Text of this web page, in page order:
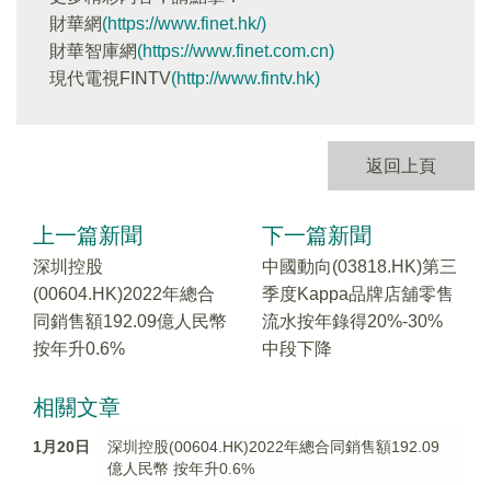
財華網(https://www.finet.hk/)
財華智庫網(https://www.finet.com.cn)
現代電視FINTV(http://www.fintv.hk)
返回上頁
上一篇新聞
深圳控股
(00604.HK)2022年總合
同銷售額192.09億人民幣
按年升0.6%
下一篇新聞
中國動向(03818.HK)第三
季度Kappa品牌店舖零售
流水按年錄得20%-30%
中段下降
相關文章
1月20日
深圳控股(00604.HK)2022年總合同銷售額192.09
億人民幣 按年升0.6%